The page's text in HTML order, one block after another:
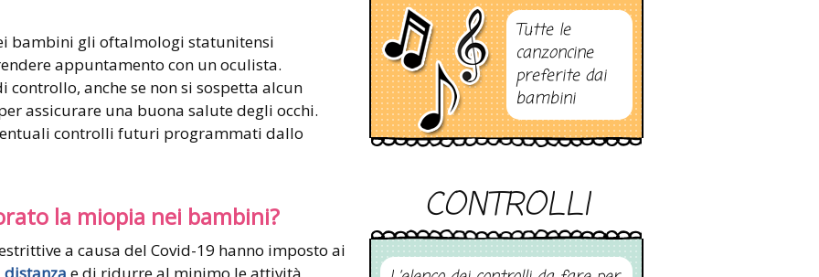
bambini gli oftalmologi statunitensi
appuntamento con un oculista.
anche se non si sospetta alcun
assicurare una buona salute degli occhi.
controlli futuri programmati dallo
la miopia nei bambini?
a causa del Covid-19 hanno imposto ai
Tutte le
canzoncine
preferite dai
bambini
CONTROLLI